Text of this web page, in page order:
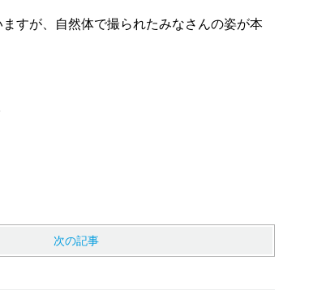
すが、自然体で撮られたみなさんの姿が本
次の記事